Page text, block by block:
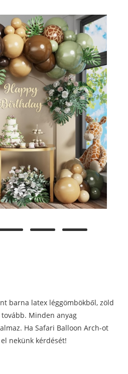
barna latex léggömbökből, zöld
Minden anyag
Ha Safari Balloon Arch-ot
nekünk kérdését!